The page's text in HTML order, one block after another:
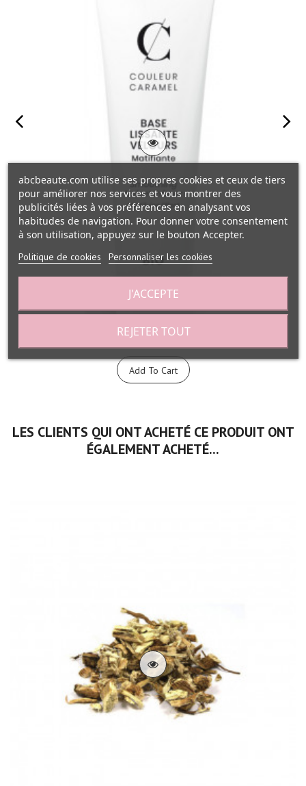
Base lissante velours matifiante Avant...
Add To Cart
LES CLIENTS QUI ONT ACHETÉ CE PRODUIT ONT
ÉGALEMENT ACHETÉ...
abcbeaute.com utilise ses propres cookies et ceux de tiers
pour améliorer nos services et vous montrer des
publicités liées à vos préférences en analysant vos
habitudes de navigation. Pour donner votre consentement
à son utilisation, appuyez sur le bouton Accepter.
Politique de cookies Personnaliser les cookies
REJETER TOUT
J'ACCEPTE